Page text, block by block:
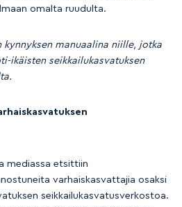
omalta ruudulta.
manuaalina niille, jotka
ikäisten seikkailukasvatuksen
mediassa etsittiin
varhaiskasvattajia osaksi
seikkailukasvatusverkostoa.